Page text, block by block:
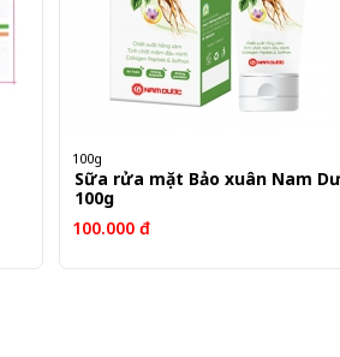
100g
Sữa rửa mặt Bảo xuân Nam
100g
100.000 đ